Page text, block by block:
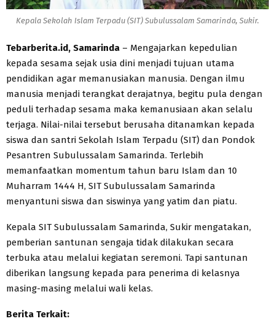
Kepala Sekolah Islam Terpadu (SIT) Subulussalam Samarinda, Sukir.
Tebarberita.id, Samarinda – Mengajarkan kepedulian
kepada sesama sejak usia dini menjadi tujuan utama
pendidikan agar memanusiakan manusia. Dengan ilmu
manusia menjadi terangkat derajatnya, begitu pula dengan
peduli terhadap sesama maka kemanusiaan akan selalu
terjaga. Nilai-nilai tersebut berusaha ditanamkan kepada
siswa dan santri Sekolah Islam Terpadu (SIT) dan Pondok
Pesantren Subulussalam Samarinda. Terlebih
memanfaatkan momentum tahun baru Islam dan 10
Muharram 1444 H, SIT Subulussalam Samarinda
menyantuni siswa dan siswinya yang yatim dan piatu.
Kepala SIT Subulussalam Samarinda, Sukir mengatakan,
pemberian santunan sengaja tidak dilakukan secara
terbuka atau melalui kegiatan seremoni. Tapi santunan
diberikan langsung kepada para penerima di kelasnya
masing-masing melalui wali kelas.
Berita Terkait: